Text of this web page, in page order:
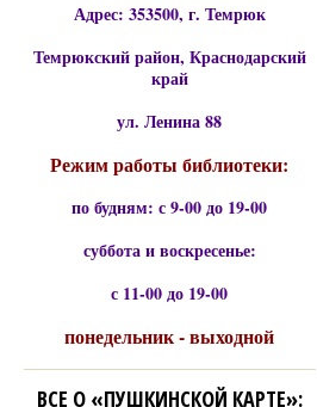
Адрес: 353500, г. Темрюк
Темрюкский район, Краснодарский
край
ул. Ленина 88
Режим работы библиотеки:
по будням: с 9-00 до 19-00
суббота и воскресенье:
с 11-00 до 19-00
понедельник - выходной
ВСЕ О «ПУШКИНСКОЙ КАРТЕ»: